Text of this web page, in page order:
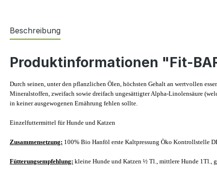
Beschreibung
Produktinformationen "Fit-
Durch seinen, unter den pflanzlichen Ölen, höchsten Gehalt an wertvollen
Mineralstoffen, zweifach sowie dreifach ungesättigter Alpha-Linolensäure
in keiner ausgewogenen Ernährung fehlen sollte.
Einzelfuttermittel für Hunde und Katzen
Zusammensetzung: 100% Bio Hanföl erste Kaltpressung Öko Kontrollstelle
Fütterungsempfehlung: kleine Hunde und Katzen ½ Tl., mittlere Hunde 1Tl.,